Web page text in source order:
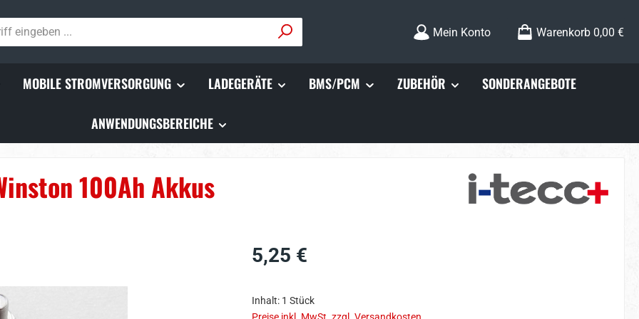
Mein Konto
Warenkorb 0,00 €
MOBILE STROMVERSORGUNG LADEGERÄTE BMS/PCM ZUBEHÖR SONDERANGEBOTE
ANWENDUNGSBEREICHE
100Ah Akkus
Regulärer Preis:
5,25 €
Inhalt: 1 Stück